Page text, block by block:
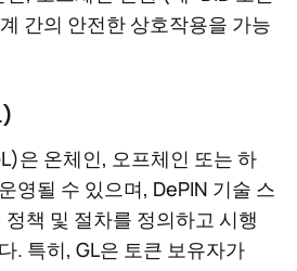
간의 안전한 상호작용을 가능
은 온체인, 오프체인 또는 하
영될 수 있으며, DePIN 기술 스
책 및 절차를 정의하고 시행
. 특히, GL은 토큰 보유자가